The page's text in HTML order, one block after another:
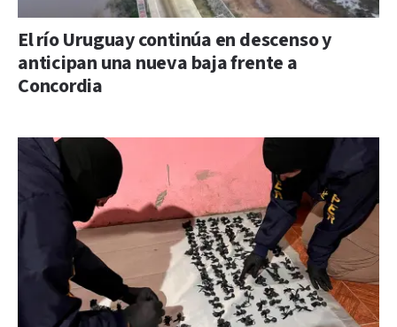
El río Uruguay continúa en descenso y
anticipan una nueva baja frente a
Concordia